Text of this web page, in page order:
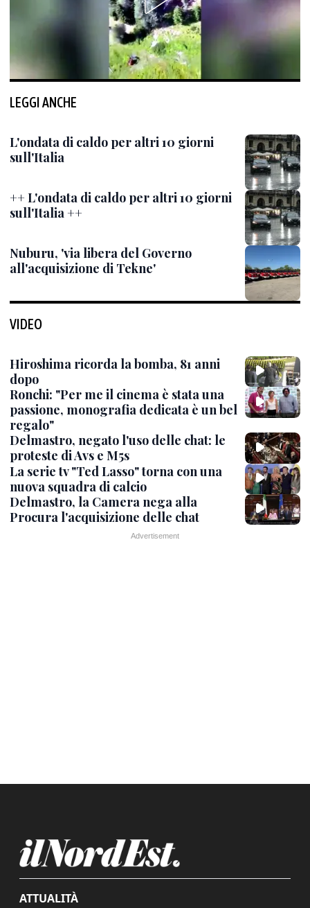
LEGGI ANCHE
L'ondata di caldo per altri 10 giorni
sull'Italia
++ L'ondata di caldo per altri 10 giorni
sull'Italia ++
Nuburu, 'via libera del Governo
all'acquisizione di Tekne'
VIDEO
Hiroshima ricorda la bomba, 81 anni
dopo
Ronchi: "Per me il cinema è stata una
passione, monografia dedicata è un bel
regalo"
Delmastro, negato l'uso delle chat: le
proteste di Avs e M5s
La serie tv "Ted Lasso" torna con una
nuova squadra di calcio
Delmastro, la Camera nega alla
Procura l'acquisizione delle chat
ATTUALITÀ